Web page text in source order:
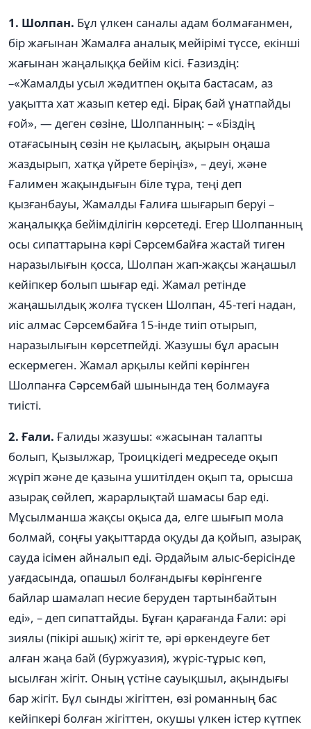
1. Шолпан. Бұл үлкен саналы адам болмағанмен,
бір жағынан Жамалға аналық мейірімі түссе, екінші
жағынан жаңалыққа бейім кісі. Ғазиздің:
–«Жамалды усыл жəдитпен оқыта бастасам, аз
уақытта хат жазып кетер еді. Бірақ бай ұнатпайды
ғой», — деген сөзіне, Шолпанның: – «Біздің
отағасының сөзін не қыласың, ақырын оңаша
жаздырып, хатқа үйрете беріңіз», – деуі, жəне
Ғалимен жақындығын біле тұра, теңі деп
қызғанбауы, Жамалды Ғалиға шығарып беруі –
жаңалыққа бейімділігін көрсетеді. Егер Шолпанның
осы сипаттарына кəрі Сəрсембайға жастай тиген
наразылығын қосса, Шолпан жап-жақсы жаңашыл
кейіпкер болып шығар еді. Жамал ретінде
жаңашылдық жолға түскен Шолпан, 45-тегі надан,
иіс алмас Сəрсембайға 15-інде тиіп отырып,
наразылығын көрсетпейді. Жазушы бұл арасын
ескермеген. Жамал арқылы кейпі көрінген
Шолпанға Сəрсембай шынында тең болмауға
тиісті.
2. Ғали. Ғалиды жазушы: «жасынан талапты
болып, Қызылжар, Троицкідегі медреседе оқып
жүріп жəне де қазына ушитілден оқып та, орысша
азырақ сөйлеп, жарарлықтай шамасы бар еді.
Мұсылманша жақсы оқыса да, елге шығып мола
болмай, соңғы уақыттарда оқуды да қойып, азырақ
сауда ісімен айналып еді. Əрдайым алыс-берісінде
уағдасында, опашыл болғандығы көрінгенге
байлар шамалап несие беруден тартынбайтын
еді», – деп сипаттайды. Бұған қарағанда Ғали: əрі
зиялы (пікірі ашық) жігіт те, əрі өркендеуге бет
алған жаңа бай (буржуазия), жүріс-тұрыс көп,
ысылған жігіт. Оның үстіне сауықшыл, ақындығы
бар жігіт. Бұл сынды жігіттен, өзі романның бас
кейіпкері болған жігіттен, окушы үлкен істер күтпек